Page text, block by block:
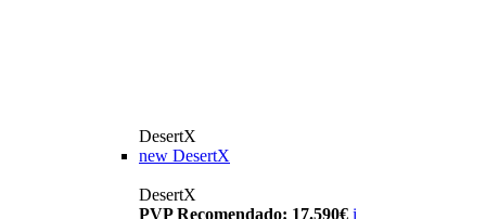
DesertX
new DesertX
DesertX
PVP Recomendado: 17.590€ i